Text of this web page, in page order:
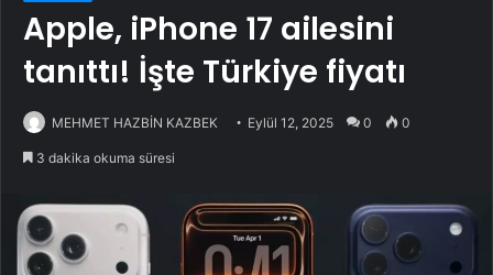
Apple, iPhone 17 ailesini
tanıttı! İşte Türkiye fiyatı
MEHMET HAZBİN KAZBEK Eylül 12, 2025 0 0
3 dakika okuma süresi